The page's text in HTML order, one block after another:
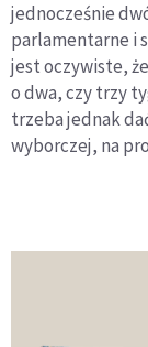
jednocześnie
parlamentarne i
jest oczywiste,
o dwa, czy trzy
trzeba jednak
wyborczej, na